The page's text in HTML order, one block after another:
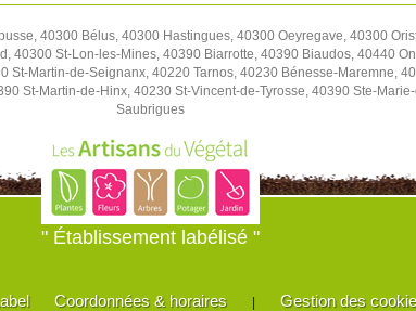
40300 Bélus, 40300 Hastingues, 40300 Oeyregave, 40300
40300 St-Lon-les-Mines, 40390 Biarrotte, 40390 Biaudos, 40440
St-Martin-de-Seignanx, 40220 Tarnos, 40230 Bénesse-Maremne,
St-Martin-de-Hinx, 40230 St-Vincent-de-Tyrosse, 40390 Ste-
Saubrigues
" Établissement labélisé "
Coordonnées & horaires Gestion des